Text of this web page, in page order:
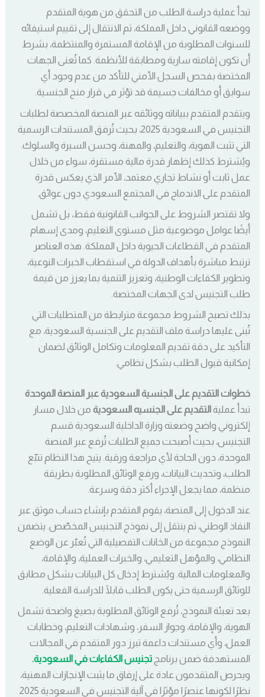
تبدأ عملية دراسة الطلب من التحقق من هوية المتقدم
ووضعه القانوني داخل المملكة، ثم الانتقال إلى تقييم استيفائه
للسنوات المطلوبة من الإقامة المستمرة والمنتظمة، بشرط
أن تكون إقامته سارية ومطابقة للأنظمة. كما تُعنى الجهات
المختصة بفحص السجل الأمني للتأكد من عدم وجود أي
سوابق أو مخالفات جسيمة قد تؤثر في قرار منح الجنسية.
ويتقدم المتقدم ببياناته ووثائقه عبر المنصة المخصصة لطلبات
التجنيس في السعودية 2025، بحيث تُرفق المستندات الرسمية
التي تثبت الهوية، والتعليم، والمهنة، وحسن السيرة والسلوك.
ويُشترط كذلك إظهار قدرة مالية مستقرة، سواء من خلال
عمل ثابت أو نشاط تجاري معتمد، الأمر الذي يعكس قدرة
المتقدم على الاندماج في المجتمع السعودي دون عوائق.
ولا تقتصر الشروط على الجوانب القانونية فقط، بل تشمل
أيضًا عوامل موضوعية مثل مستوى التعليم، ومدى إسهام
المتقدم في القطاعات الحيوية داخل المملكة. هذه العناصر
ترتبط مباشرة بأهداف الدولة في استقطاب الخبرات النوعية،
وتطوير الكفاءات الوطنية، وتعزيز التنمية بما يعزز من قيمة
طلب التجنيس لدى الجهات المختصة.
بذلك تصبح الشروط مجموعة مترابطة من المتطلبات التي
تُبنى عليها دراسة ملف التقديم على الجنسية السعودية، مع
التأكيد على دقة تقديم المعلومات وتكامل الوثائق لضمان
إمكانية قبول الطلب بشكل نظامي.
خطوات التقديم على الجنسية السعودية عبر المنصة الموحدة
تبدأ عمليةالتقديم على الجنسيه السعودية من خلال مسار
إلكتروني واضح وضعته وزارة الداخلية السعودية قسم
التجنيس، بحيث أصبحت جميع الطلبات تُرفع عبر المنصة
الموحدة، دون الحاجة لأي مراجعة ورقية. يتيح هذا النظام تتبّع
الطلب، وتحديث البيانات، ورفع الوثائق المطلوبة بطريقة
منظمة، مما يجعل الإجراء أكثر دقة وسرعة.
عند الدخول إلى المنصة، يقوم المتقدم بإنشاء حساب موثق عبر
النفاذ الوطني، ثم ينتقل إلى نموذج التجنيس المخصّص. يتضمن
النموذج مجموعة من الخانات التفصيلية التي تُعبّر عن الوضع
النظامي، والمؤهل التعليمي، والخبرات العملية، والإقامة،
والمعلومات المالية. ويُشترط إدخال كل البيانات بشكل مطابق
للوثائق الرسمية حتى يكون الطلب قابلًا للدراسة الفعلية.
بعد تعبئة النموذج، تُرفع الوثائق المطلوبة بصيغ واضحة تشمل
الهوية، والإقامة، وجواز السفر، وشهادات التعليم، وخطابات
العمل، وأي مستندات داعمة تبرز دور المتقدم في المجالات
المستهدفة ضمن برنامجتجنيس الكفاءات في السعودية.
ويحرص المتقدمون عادة على إرفاق ما يثبت الإنجازات المهنية،
نظرًا لكونها عنصرًا مؤثرًا في آلية التجنيس في السعودية 2025